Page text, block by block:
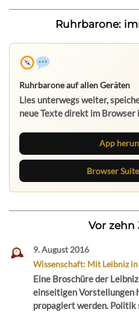
Ruhrbarone:
Ruhrbarone auf allen Geräten
Lies unterwegs weiter,
neue Texte direkt im Browser
App
Browser
Vor zehn
9. August 2016
Wissenschaft: Mit Leibniz
Eine Broschüre der
einseitigen Vorstellungen
propagiert werden. Politik